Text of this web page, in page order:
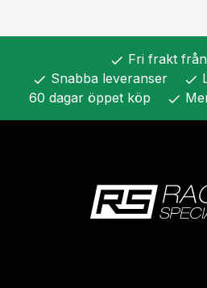
check Fri frakt
check Snabba leveranser check
60 dagar öppet köp check